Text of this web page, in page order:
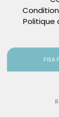
FISA
Politique